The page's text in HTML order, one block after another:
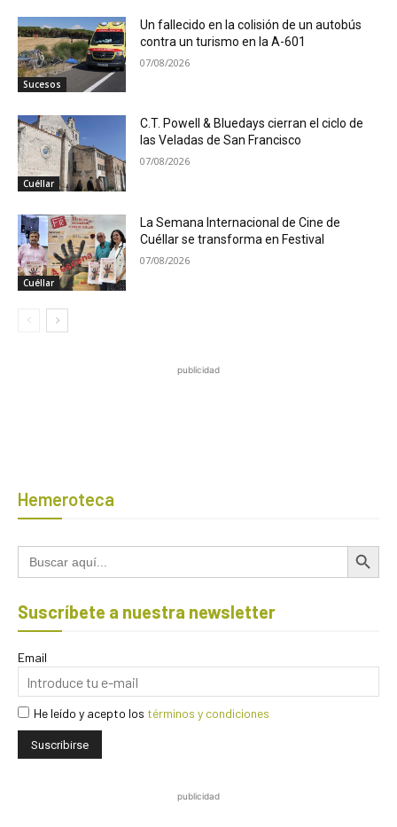
Sucesos
Un fallecido en la colisión de un autobús
contra un turismo en la A-601
07/08/2026
Cuéllar
C.T. Powell & Bluedays cierran el ciclo de
las Veladas de San Francisco
07/08/2026
Cuéllar
La Semana Internacional de Cine de
Cuéllar se transforma en Festival
07/08/2026
publicidad
Hemeroteca
Buscar: Botón de
Suscríbete a nuestra newsletter
Email
He leído y acepto los términos y condiciones
publicidad